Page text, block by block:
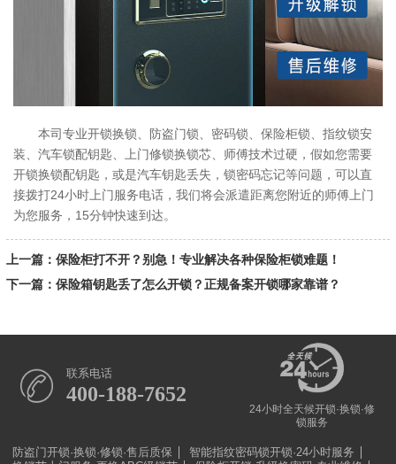
本司专业开锁换锁、防盗门锁、密码锁、保险柜锁、指纹锁安
装、汽车锁配钥匙、上门修锁换锁芯、师傅技术过硬，假如您需要
开锁换锁配钥匙，或是汽车钥匙丢失，锁密码忘记等问题，可以直
接拨打24小时上门服务电话，我们将会派遣距离您附近的师傅上门
为您服务，15分钟快速到达。
上一篇：保险柜打不开？别急！专业解决各种保险柜锁难题！
下一篇：保险箱钥匙丢了怎么开锁？正规备案开锁哪家靠谱？
联系电话
400-188-7652
24小时全天候开锁·换锁·修
锁服务
防盗门开锁·换锁·修锁·售后质保
智能指纹密码锁开锁·24小时服务